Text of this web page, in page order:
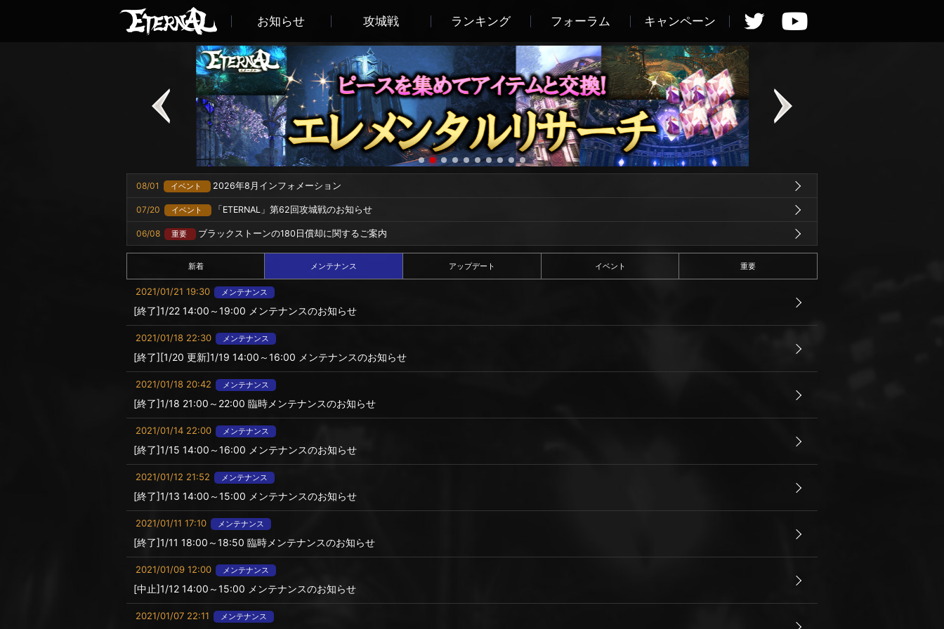
お知らせ 攻城戦 ランキング フォーラム キャンペーン
08/01 イベント 2026年8月インフォメーション
07/20 イベント 「ETERNAL」第62回攻城戦のお知らせ
06/08 重要 ブラックストーンの180日償却に関するご案内
新着 メンテナンス アップデート イベント 重要
2021/01/21 19:30 メンテナンス
[終了]1/22 14:00～19:00 メンテナンスのお知らせ
2021/01/18 22:30 メンテナンス
[終了][1/20 更新]1/19 14:00～16:00 メンテナンスのお知らせ
2021/01/18 20:42 メンテナンス
[終了]1/18 21:00～22:00 臨時メンテナンスのお知らせ
2021/01/14 22:00 メンテナンス
[終了]1/15 14:00～16:00 メンテナンスのお知らせ
2021/01/12 21:52 メンテナンス
[終了]1/13 14:00～15:00 メンテナンスのお知らせ
2021/01/11 17:10 メンテナンス
[終了]1/11 18:00～18:50 臨時メンテナンスのお知らせ
2021/01/09 12:00 メンテナンス
[中止]1/12 14:00～15:00 メンテナンスのお知らせ
2021/01/07 22:11 メンテナンス